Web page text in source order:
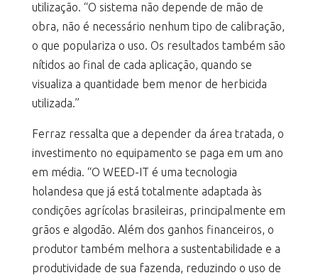
utilização. “O sistema não depende de mão de
obra, não é necessário nenhum tipo de calibração,
o que populariza o uso. Os resultados também são
nítidos ao final de cada aplicação, quando se
visualiza a quantidade bem menor de herbicida
utilizada.”
Ferraz ressalta que a depender da área tratada, o
investimento no equipamento se paga em um ano
em média. “O WEED-IT é uma tecnologia
holandesa que já está totalmente adaptada às
condições agrícolas brasileiras, principalmente em
grãos e algodão. Além dos ganhos financeiros, o
produtor também melhora a sustentabilidade e a
produtividade de sua fazenda, reduzindo o uso de